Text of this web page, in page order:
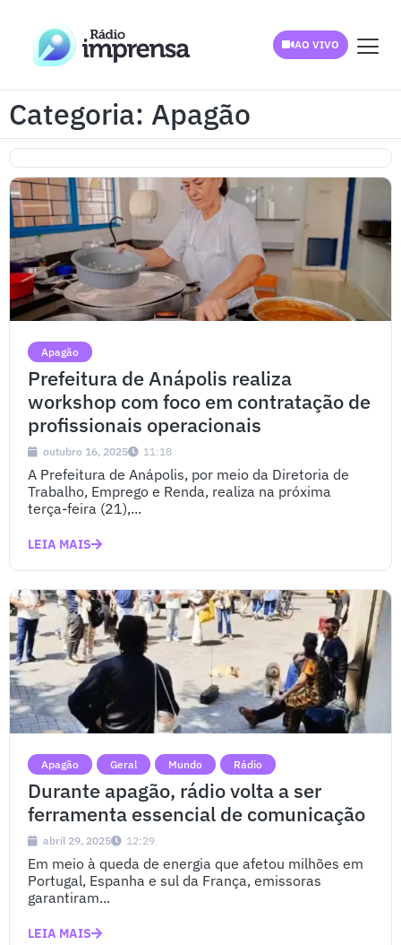
AO VIVO
Categoria: Apagão
Apagão
Prefeitura de Anápolis realiza
workshop com foco em contratação de
profissionais operacionais
outubro 16, 2025 11:18
A Prefeitura de Anápolis, por meio da Diretoria de
Trabalho, Emprego e Renda, realiza na próxima
terça-feira (21),...
LEIA MAIS
Apagão Geral Mundo Rádio
Durante apagão, rádio volta a ser
ferramenta essencial de comunicação
abril 29, 2025 12:29
Em meio à queda de energia que afetou milhões em
Portugal, Espanha e sul da França, emissoras
garantiram...
LEIA MAIS